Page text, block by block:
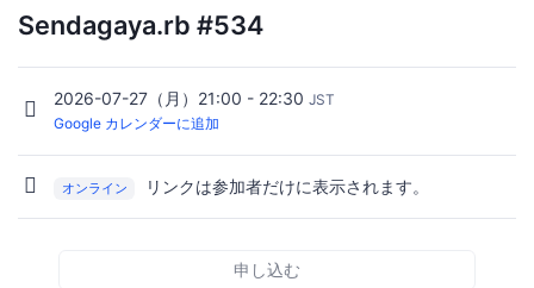
Sendagaya.rb #534
2026-07-27（月）21:00 - 22:30 JST
Google カレンダーに追加
オンライン リンクは参加者だけに表示されます。
申し込む